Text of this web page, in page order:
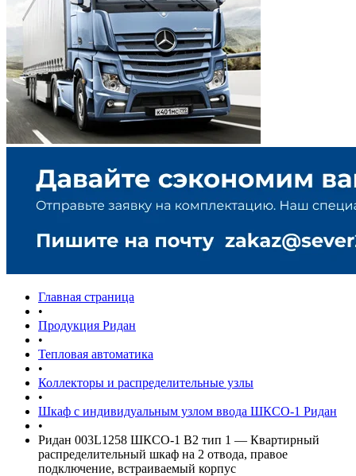
Главная страница
•
Продукция Ридан
•
Тепловая автоматика
•
Коллекторы и распределительные узлы
•
Шкаф с индивидуальным узлом ввода ШКСО-1 Ридан
•
Ридан 003L1258 ШКСО-1 В2 тип 1 — Квартирный
распределительный шкаф на 2 отвода, правое
подключение, встраиваемый корпус